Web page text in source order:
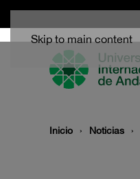
Skip to main content
Inicio Noticias